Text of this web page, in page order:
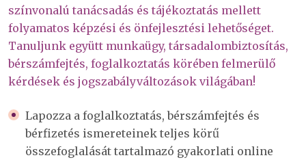
színvonalú tanácsadás és tájékoztatás mellett
folyamatos képzési és önfejlesztési lehetőséget.
Tanuljunk együtt munkaügy, társadalombiztosítás,
bérszámfejtés, foglalkoztatás körében felmerülő
kérdések és jogszabályváltozások világában!
Lapozza a foglalkoztatás, bérszámfejtés és
bérfizetés ismereteinek teljes körű
összefoglalását tartalmazó gyakorlati online